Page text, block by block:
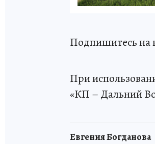
Подпишитесь на
При
«КП – Дальний
Евгения Богданова